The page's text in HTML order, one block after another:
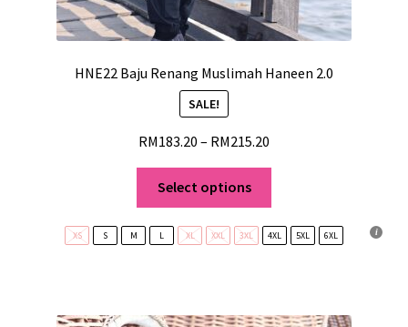
HNE22 Baju Renang Muslimah Haneen 2.0
SALE!
RM183.20 – RM215.20
Select options
XS S M L XL XXL 3XL 4XL 5XL 6XL